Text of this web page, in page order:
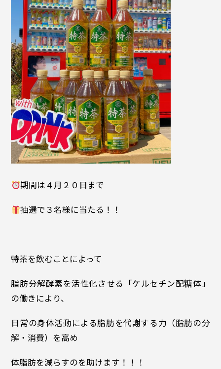
期間は４月２０日まで
抽選で３名様に当たる！！
特茶を飲むことによって
脂肪分解酵素を活性化させる「ケルセチン配糖体」
の働きにより、
日常の身体活動による脂肪を代謝する力（脂肪の分
解・消費）を高め
体脂肪を減らすのを助けます！！！